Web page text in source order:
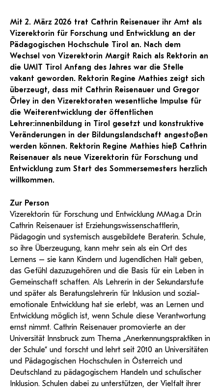
Mit 2. März 2026 trat Cathrin Reisenauer ihr Amt als
Vizerektorin für Forschung und Entwicklung an der
Pädagogischen Hochschule Tirol an. Nach dem
Wechsel von Vizerektorin Margit Raich als Rektorin an
die UMIT Tirol Anfang des Jahres war die Stelle
vakant geworden. Rektorin Regine Mathies zeigt sich
überzeugt, dass mit Cathrin Reisenauer und Gregor
Örley in den Vizerektoraten wesentliche Impulse für
die Weiterentwicklung der öffentlichen
Lehrer:innenbildung in Tirol gesetzt und konstruktive
Veränderungen in der Bildungslandschaft angestoßen
werden können. Rektorin Regine Mathies hieß Cathrin
Reisenauer als neue Vizerektorin für Forschung und
Entwicklung zum Start des Sommersemesters herzlich
willkommen.
Zur Person
Vizerektorin für Forschung und Entwicklung MMag.a Dr.in
Cathrin Reisenauer ist Erziehungswissenschaftlerin,
Pädagogin und systemisch ausgebildete Beraterin. Schule,
so ihre Überzeugung, kann mehr sein als ein Ort des
Lernens – sie kann Kindern und Jugendlichen Halt geben,
das Gefühl dazuzugehören und die Basis für ein Leben in
Gemeinschaft schaffen. Als Lehrerin in der Sekundarstufe
und später als Beratungslehrerin für Inklusion und sozial-
emotionale Entwicklung hat sie erlebt, was an Lernen und
Entwicklung möglich ist, wenn Schule diese Verantwortung
ernst nimmt. Cathrin Reisenauer promovierte an der
Universität Innsbruck zum Thema „Anerkennungspraktiken in
der Schule“ und forscht und lehrt seit 2010 an Universitäten
und Pädagogischen Hochschulen in Österreich und
Deutschland zu pädagogischem Handeln und schulischer
Inklusion. Schulen dabei zu unterstützen, der Vielfalt ihrer
Support Anleitung
Antragsformular Konto
Versand großer Dateien.
BA/MA Anträge,
Forschungsanträge, Formulare,…
Support-Webadmin
Hilfe & Support
Bitte kontaktieren Sie unsere Mitarbeiter:innen nicht über die
persönliche Mailadresse, sondern über den oben
angegebenen Hilfebutton.
Service
Ideen und Verbesserungen Campus
Login Webredaktion